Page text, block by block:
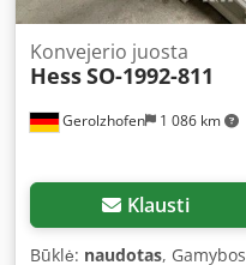
Gerolzhofen 1 086 km
Konvejerio juosta
HessSO-1992-811
Klausti
Būklė: naudotas,